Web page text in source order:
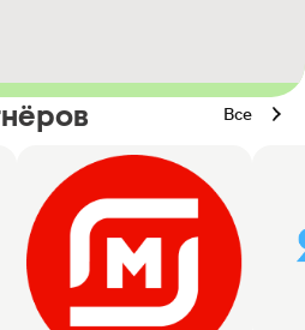
Все